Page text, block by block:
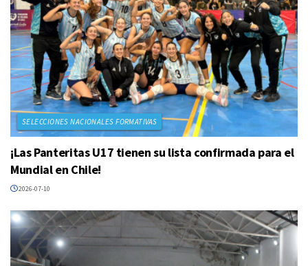
SELECCIONES NACIONALES FORMATIVAS
¡Las Panteritas U17 tienen su lista confirmada para el
Mundial en Chile!
2026-07-10